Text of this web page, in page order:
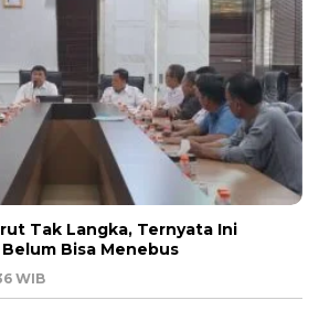
Tak Langka, Ternyata Ini
Bisa Menebus
WIB